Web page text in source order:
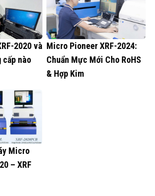
2020 và
cấp nào
Micro Pioneer XRF-2024:
Chuẩn Mực Mới Cho RoHS
& Hợp Kim
Micro
– XRF